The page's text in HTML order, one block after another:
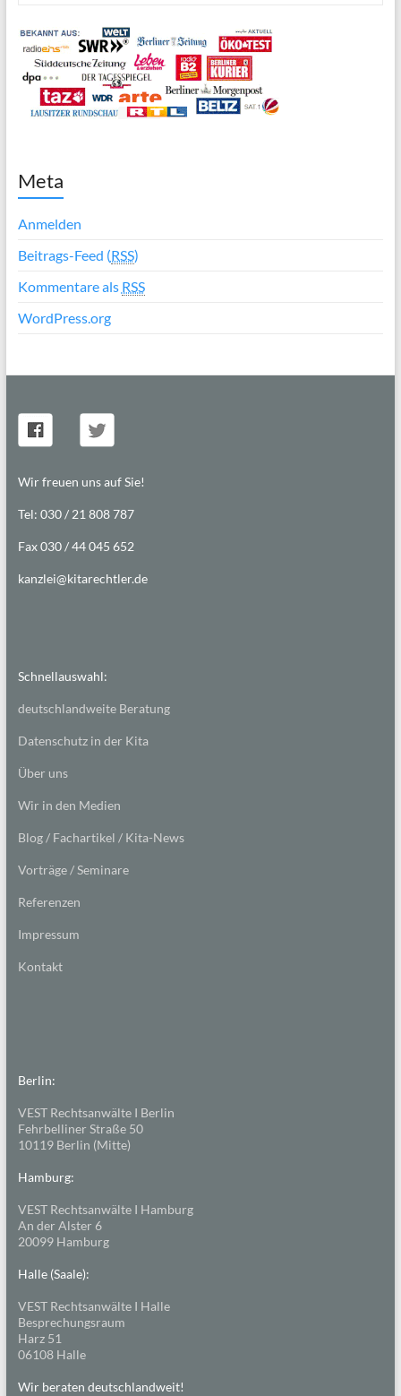
Meta
Anmelden
Beitrags-Feed (RSS)
Kommentare als RSS
WordPress.org
Wir freuen uns auf Sie!
Tel: 030 / 21 808 787
Fax 030 / 44 045 652
kanzlei@kitarechtler.de
Schnellauswahl:
deutschlandweite Beratung
Datenschutz in der Kita
Über uns
Wir in den Medien
Blog / Fachartikel / Kita-News
Vorträge / Seminare
Referenzen
Impressum
Kontakt
Berlin:
VEST Rechtsanwälte I Berlin
Fehrbelliner Straße 50
10119 Berlin (Mitte)
Hamburg:
VEST Rechtsanwälte I Hamburg
An der Alster 6
20099 Hamburg
Halle (Saale):
VEST Rechtsanwälte I Halle
Besprechungsraum
Harz 51
06108 Halle
Wir beraten deutschlandweit!